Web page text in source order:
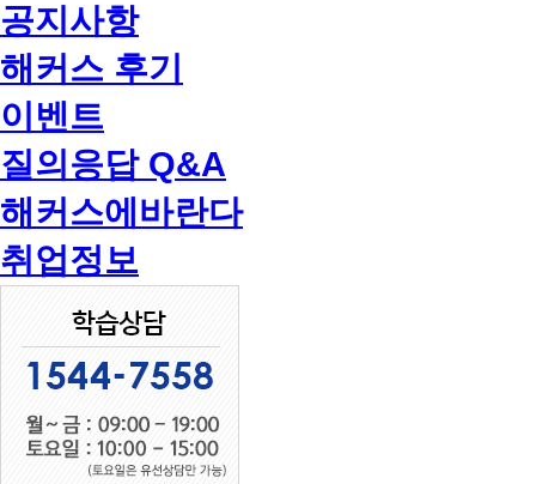
공지사항
해커스 후기
이벤트
질의응답 Q&A
해커스에바란다
취업정보